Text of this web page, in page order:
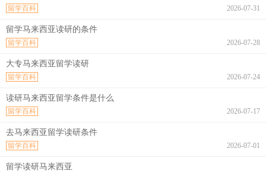
2026-07-31
留学百科
留学马来西亚读研的条件
2026-07-28
留学百科
大专马来西亚留学读研
2026-07-24
留学百科
读研马来西亚留学条件是什么
2026-07-17
留学百科
去马来西亚留学读研条件
2026-07-01
留学百科
留学读研马来西亚